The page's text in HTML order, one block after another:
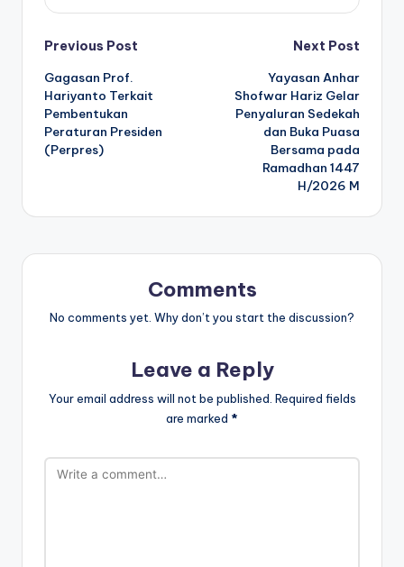
Post
navigation
Previous Post
Gagasan Prof.
Hariyanto Terkait
Pembentukan
Peraturan Presiden
(Perpres)
Next Post
Yayasan Anhar
Shofwar Hariz Gelar
Penyaluran Sedekah
dan Buka Puasa
Bersama pada
Ramadhan 1447
H/2026 M
Comments
No comments yet. Why don’t you start the discussion?
Leave a Reply
Your email address will not be published. Required fields
are marked *